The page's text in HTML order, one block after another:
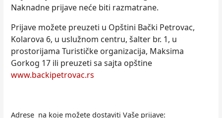
Naknadne prijave neće biti razmatrane.
Prijave možete preuzeti u Opštini Bački Petrovac,
Kolarova 6, u uslužnom centru, šalter br. 1, u
prostorijama Turističke organizacija, Maksima
Gorkog 17 ili preuzeti sa sajta opštine
www.backipetrovac.rs
Adrese na koje možete dostaviti Vaše prijave: